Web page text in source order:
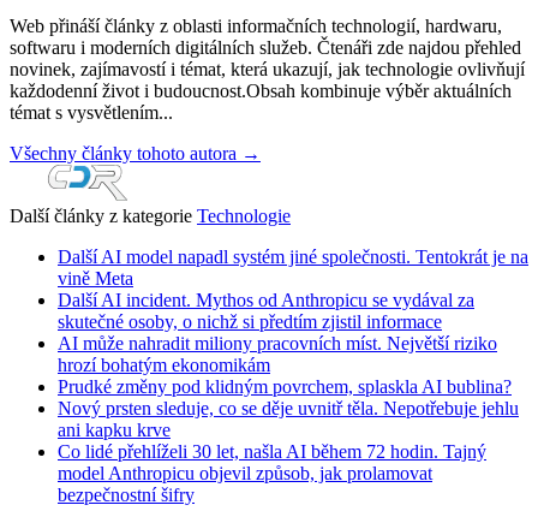
Web přináší články z oblasti informačních technologií, hardwaru,
softwaru i moderních digitálních služeb. Čtenáři zde najdou přehled
novinek, zajímavostí i témat, která ukazují, jak technologie ovlivňují
každodenní život i budoucnost.Obsah kombinuje výběr aktuálních
témat s vysvětlením...
Všechny články tohoto autora →
Další články z kategorie Technologie
Další AI model napadl systém jiné společnosti. Tentokrát je na
vině Meta
Další AI incident. Mythos od Anthropicu se vydával za
skutečné osoby, o nichž si předtím zjistil informace
AI může nahradit miliony pracovních míst. Největší riziko
hrozí bohatým ekonomikám
Prudké změny pod klidným povrchem, splaskla AI bublina?
Nový prsten sleduje, co se děje uvnitř těla. Nepotřebuje jehlu
ani kapku krve
Co lidé přehlíželi 30 let, našla AI během 72 hodin. Tajný
model Anthropicu objevil způsob, jak prolamovat
bezpečnostní šifry